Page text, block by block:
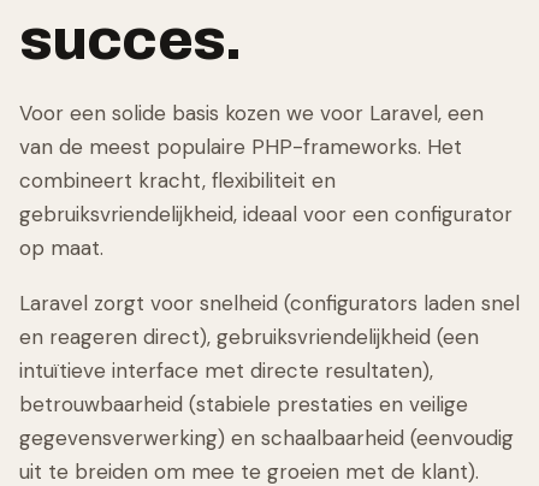
succes.
Voor een solide basis kozen we voor Laravel, een
van de meest populaire PHP-frameworks. Het
combineert kracht, flexibiliteit en
gebruiksvriendelijkheid, ideaal voor een configurator
op maat.
Laravel zorgt voor snelheid (configurators laden snel
en reageren direct), gebruiksvriendelijkheid (een
intuïtieve interface met directe resultaten),
betrouwbaarheid (stabiele prestaties en veilige
gegevensverwerking) en schaalbaarheid (eenvoudig
uit te breiden om mee te groeien met de klant).